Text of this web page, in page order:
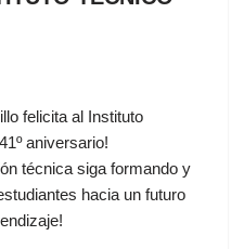
felicita al Instituto
aniversario!
técnica siga formando y
hacia un futuro